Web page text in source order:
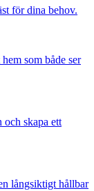
för dina behov.
som både ser
skapa ett
långsiktigt hållbar